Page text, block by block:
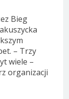
Bieg
– Trzy
wiele –
organizacji